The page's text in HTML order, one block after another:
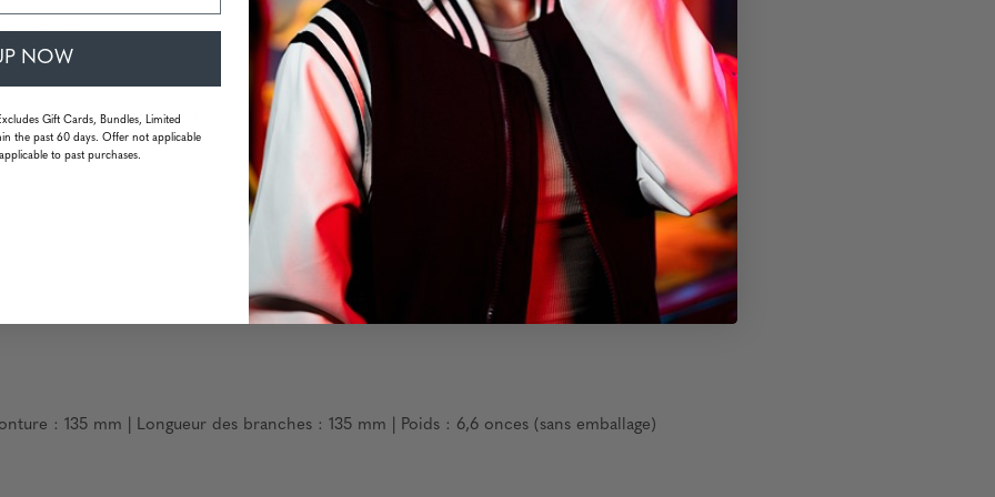
premium
aux traces et oléophobe
: 135 mm | Longueur des branches : 135 mm | Poids : 6,6 onces (sans emballage)
NOW
Gift Cards, Bundles, Limited
the past 60 days. Offer not applicable
to past purchases.